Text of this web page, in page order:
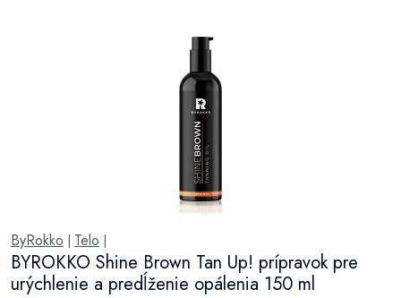
ByRokko Telo
BYROKKO Shine Brown Tan Up! prípravok pre
urýchlenie a predĺženie opálenia 150 ml